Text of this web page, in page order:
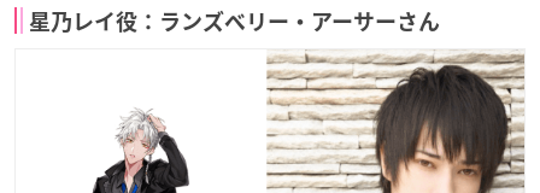
星乃レイ役：ランズベリー・アーサーさん